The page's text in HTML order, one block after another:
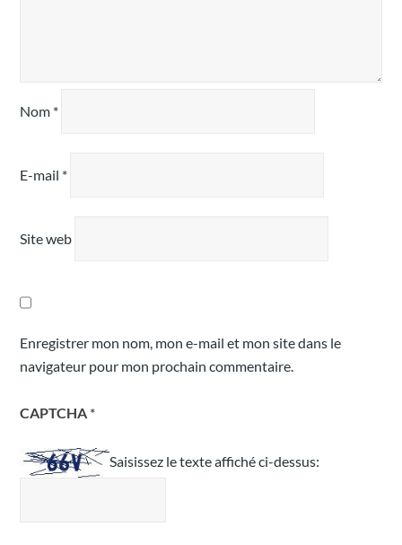
Nom *
E-mail *
Site web
Enregistrer mon nom, mon e-mail et mon site dans le
navigateur pour mon prochain commentaire.
CAPTCHA *
Saisissez le texte affiché ci-dessus: